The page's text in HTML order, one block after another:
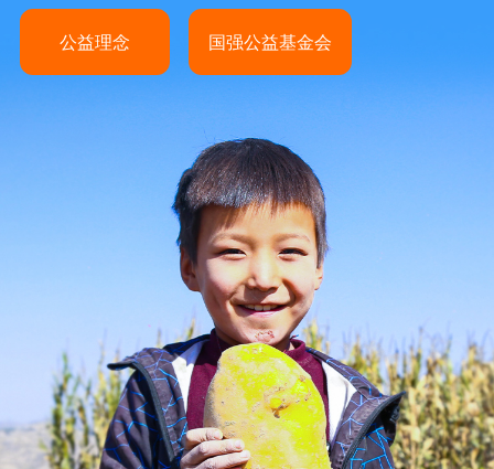
公益理念 国强公益基金会